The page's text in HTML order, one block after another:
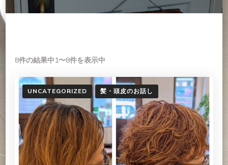
8件の結果中1〜8件を表示中
UNCATEGORIZED 髪・頭皮のお話し